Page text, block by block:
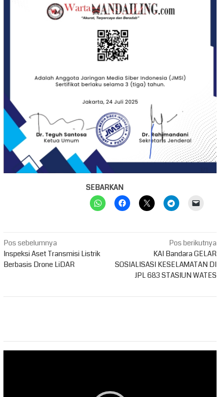
SEBARKAN
Navigasi
pos
Pos sebelumnya
Inspeksi Aset Transmisi Listrik
Berbasis Drone LiDAR
Pos berikutnya
KAI Bandara GELAR
SOSIALISASI KESELAMATAN DI
JPL 683 STASIUN WATES